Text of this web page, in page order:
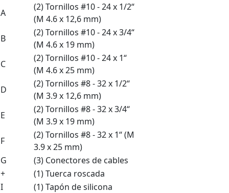
A
(2) Tornillos #10 - 24 x 1/2“
(M 4.6 x 12,6 mm)
B
(2) Tornillos #10 - 24 x 3/4“
(M 4.6 x 19 mm)
C
(2) Tornillos #10 - 24 x 1“
(M 4.6 x 25 mm)
D
(2) Tornillos #8 - 32 x 1/2“
(M 3.9 x 12,6 mm)
E
(2) Tornillos #8 - 32 x 3/4“
(M 3.9 x 19 mm)
F
(2) Tornillos #8 - 32 x 1“ (M
3.9 x 25 mm)
G
(3) Conectores de cables
+
(1) Tuerca roscada
I
(1) Tapón de silicona